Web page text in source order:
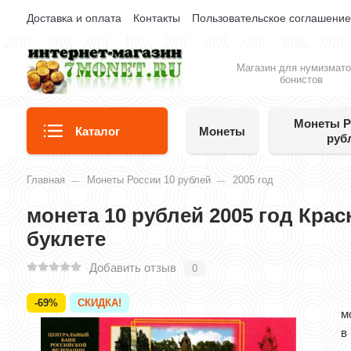
Доставка и оплата Контакты Пользовательское соглашение
Магазин для
бонистов
Каталог Монеты
Монеты
Главная Монеты России 10 рублей 2005 год
монета 10 рублей 2005 год
буклете
Добавить отзыв 0
-69% СКИДКА!
в